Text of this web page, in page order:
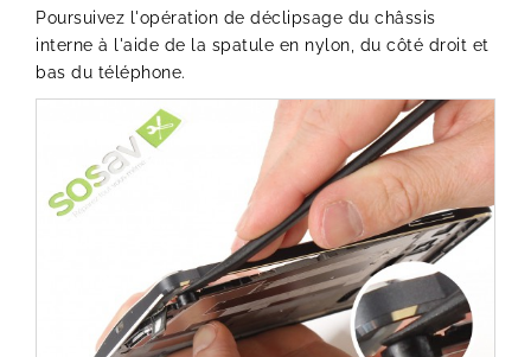
Poursuivez l'opération de déclipsage du châssis
interne à l'aide de la spatule en nylon, du côté droit et
bas du téléphone.